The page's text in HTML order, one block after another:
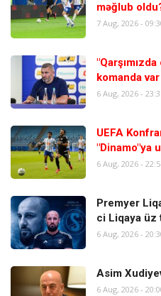
məğlub
7 Aug, 2026 -
komanda
6 Aug, 2026 -
UEFA
"Dinamo"ya
6 Aug, 2026 -
Premyer
ci Liqaya üz
6 Aug, 2026 -
Asim
6 Aug, 2026 -